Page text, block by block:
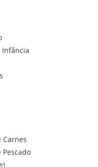
Infância
Carnes